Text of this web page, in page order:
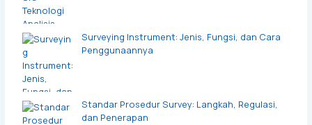
Surveying Instrument: Jenis, Fungsi, dan Cara
Penggunaannya
Standar Prosedur Survey: Langkah, Regulasi,
dan Penerapan